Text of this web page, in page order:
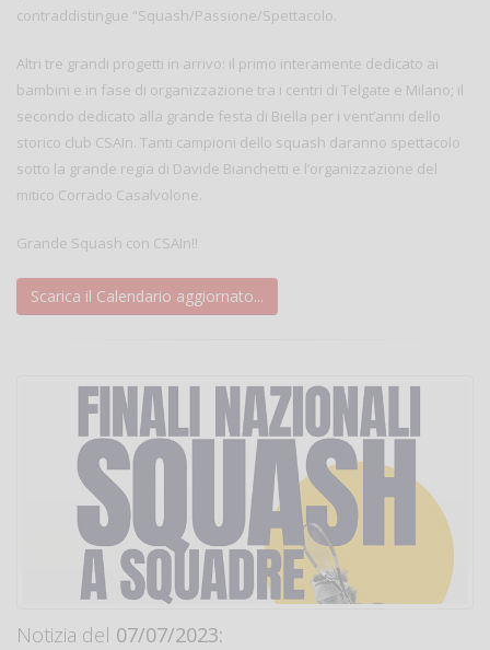
contraddistingue “Squash/Passione/Spettacolo.
Altri tre grandi progetti in arrivo: il primo interamente dedicato ai
bambini e in fase di organizzazione tra i centri di Telgate e Milano; il
secondo dedicato alla grande festa di Biella per i vent’anni dello
storico club CSAIn. Tanti campioni dello squash daranno spettacolo
sotto la grande regia di Davide Bianchetti e l’organizzazione del
mitico Corrado Casalvolone.
Grande Squash con CSAIn!!
Scarica il Calendario aggiornato...
Notizia del 07/07/2023: